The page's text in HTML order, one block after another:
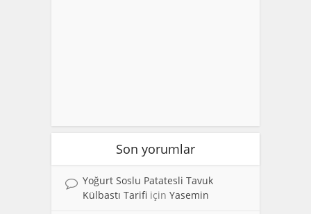
Son yorumlar
Yoğurt Soslu Patatesli Tavuk
Külbastı Tarifi için Yasemin